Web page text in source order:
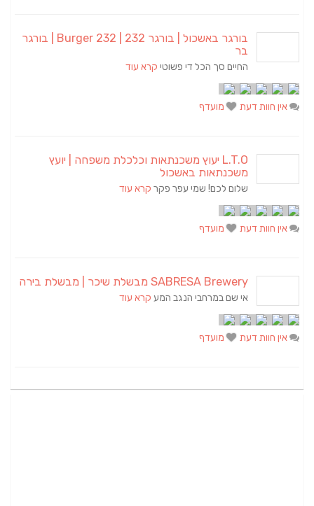
בורגר באשכול | בורגר 232 | Burger 232 | בורגר
בר
החיים סך הכל די פשוטי קרא עוד
אין חוות דעת מועדף
L.T.O יעוץ משכנתאות וכלכלת משפחה | יועץ
משכנתאות באשכול
שלום לכם! שמי עפר פקר קרא עוד
אין חוות דעת מועדף
SABRESA Brewery מבשלת שיכר | מבשלת בירה
אי שם במרחבי הנגב המע קרא עוד
אין חוות דעת מועדף